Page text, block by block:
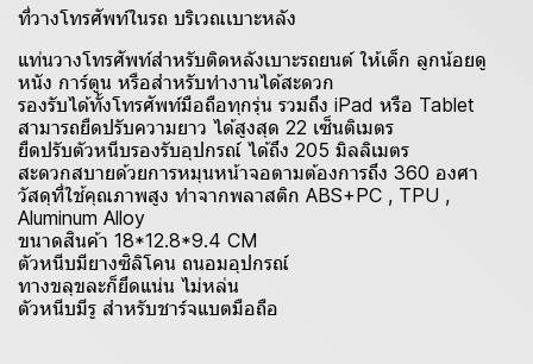
ที่วางโทรศัพท์ในรถ บริเวณเบาะหลัง
แท่นวางโทรศัพท์สำหรับติดหลังเบาะรถยนต์ ให้เด็ก ลูกน้อยดู
หนัง การ์ตูน หรือสำหรับทำงานได้สะดวก
รองรับได้ทั้งโทรศัพท์มือถือทุกรุ่น รวมถึง iPad หรือ Tablet
สามารถยืดปรับความยาว ได้สูงสุด 22 เซ็นติเมตร
ยืดปรับตัวหนีบรองรับอุปกรณ์ ได้ถึง 205 มิลลิเมตร
สะดวกสบายด้วยการหมุนหน้าจอตามต้องการถึง 360 องศา
วัสดุที่ใช้คุณภาพสูง ทำจากพลาสติก ABS+PC , TPU ,
Aluminum Alloy
ขนาดสินค้า 18*12.8*9.4 CM
ตัวหนีบมียางซิลิโคน ถนอมอุปกรณ์
ทางขลุขละก็ยึดแน่น ไม่หล่น
ตัวหนีบมีรู สำหรับชาร์จแบตมือถือ